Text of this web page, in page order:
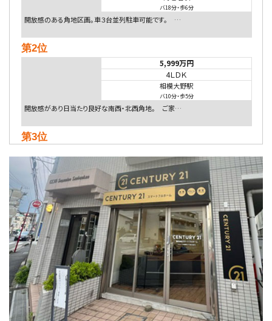
バ18分・歩6分
開放感のある角地区画。車３台並列駐車可能です。 …
第2位
5,999万円
4ＬＤＫ
相模大野駅
バ10分・歩5分
開放感があり日当たり良好な南西・北西角地。 ご家…
第3位
4ＬＤＫ
淵野辺駅
歩17分
南側道路に面しており日当たり良好。 キッチンから…
第4位
5,480万円
4ＬＤＫ
相模大野駅
バ9分・歩4分
２０１５年６月築、積水ハウス施工住宅です。 南東…
第5位